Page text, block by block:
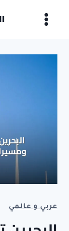
عربي و عالمي